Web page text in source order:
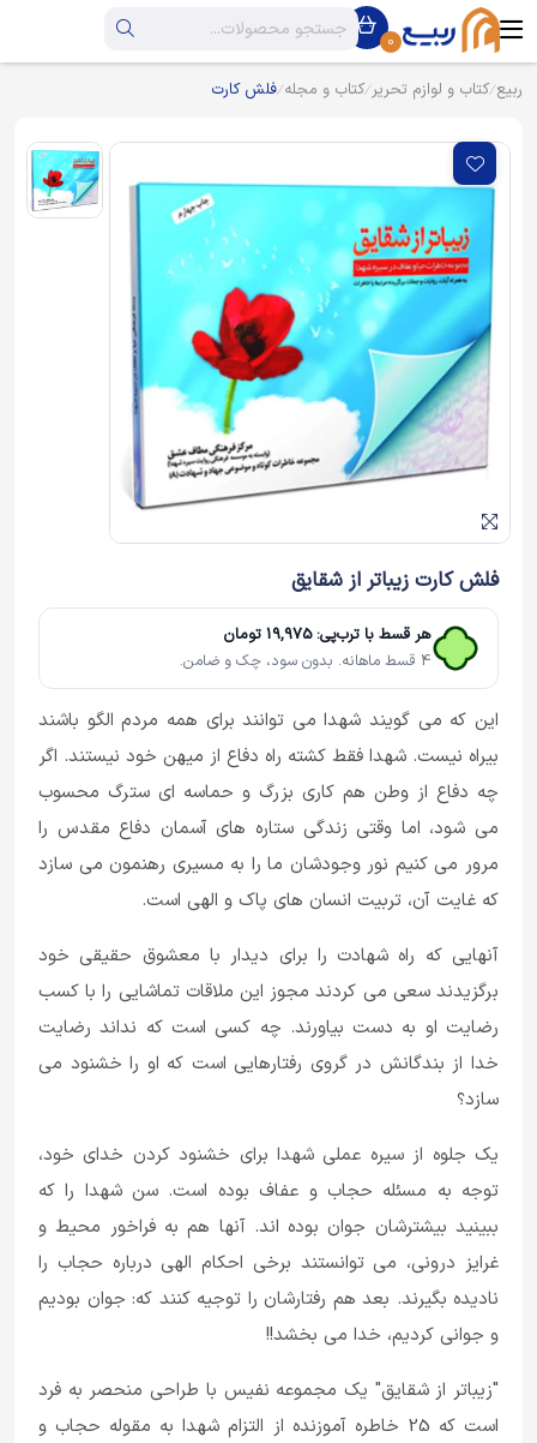
0
ربیع کتاب و لوازم تحریر کتاب و مجله فلش کارت
فلش کارت زیباتر از شقایق
هر قسط با ترب‌پی: 19,975 تومان
4 قسط ماهانه. بدون سود، چک و ضامن.
این که می گویند شهدا می توانند برای همه مردم الگو باشند
بیراه نیست. شهدا فقط کشته راه دفاع از میهن خود نیستند. اگر
چه دفاع از وطن هم کاری بزرگ و حماسه ای سترگ محسوب
می شود، اما وقتی زندگی ستاره های آسمان دفاع مقدس را
مرور می کنیم نور وجودشان ما را به مسیری رهنمون می سازد
که غایت آن، تربیت انسان های پاک و الهی است.
آنهایی که راه شهادت را برای دیدار با معشوق حقیقی خود
برگزیدند سعی می کردند مجوز این ملاقات تماشایی را با کسب
رضایت او به دست بیاورند. چه کسی است که نداند رضایت
خدا از بندگانش در گروی رفتارهایی است که او را خشنود می
سازد؟
یک جلوه از سیره عملی شهدا برای خشنود کردن خدای خود،
توجه به مسئله حجاب و عفاف بوده است. سن شهدا را که
ببینید بیشترشان جوان بوده اند. آنها هم به فراخور محیط و
غرایز درونی، می توانستند برخی احکام الهی درباره حجاب را
نادیده بگیرند. بعد هم رفتارشان را توجیه کنند که: جوان بودیم
و جوانی کردیم، خدا می بخشد!!
"زیباتر از شقایق" یک مجموعه نفیس با طراحی منحصر به فرد
است که 25 خاطره آموزنده از التزام شهدا به مقوله حجاب و